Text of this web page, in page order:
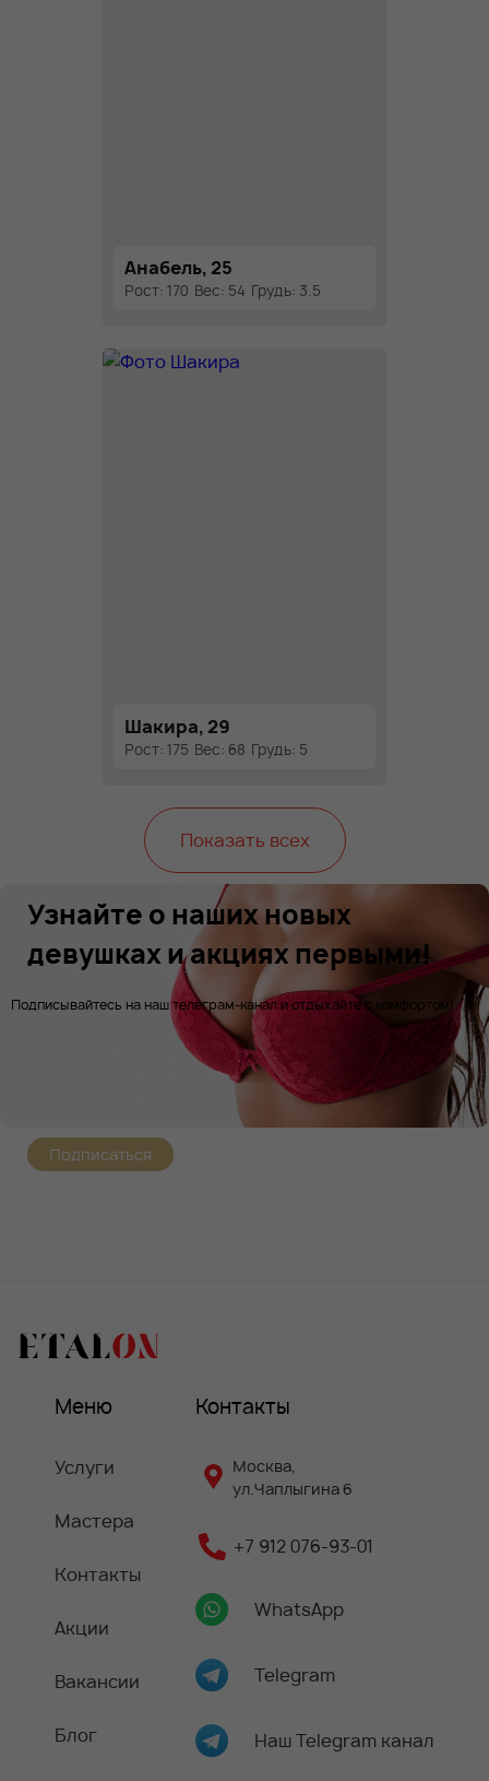
Анабель, 25
Рост: 170 Вес: 54 Грудь: 3.5
Шакира, 29
Рост: 175 Вес: 68 Грудь: 5
Показать всех
Узнайте о наших новых
девушках и акциях первыми!
Подписывайтесь на наш телеграм-канал и отдыхайте с комфортом!
Подписаться
Меню
Услуги
Мастера
Контакты
Акции
Вакансии
Блог
Контакты
Москва,
ул.Чаплыгина 6
+7 912 076-93-01
WhatsApp
Telegram
Наш Telegram канал